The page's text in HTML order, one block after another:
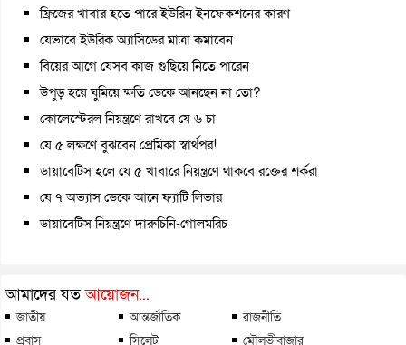
ফ্রিজের খাবার হতে পারে ইউরিন ইনফেকশনের কারণ
যেভাবে ইউরিক অ্যাসিডের মাত্রা কমাবেন
বিয়ের আগে যেসব কাজ গুছিয়ে নিতে পারেন
উপুড় হয়ে ঘুমিয়ে ক্ষতি ডেকে আনছেন না তো?
কোলেস্টেরল নিয়ন্ত্রণে রাখবে যে ৬ চা
যে ৫ লক্ষণে বুঝবেন প্রেমিকা স্বার্থপর!
ডায়াবেটিস হলে যে ৫ খাবারে নিয়ন্ত্রণে থাকবে রক্তের শর্করা
যে ৭ অভ্যাস ডেকে আনে ফ্যাটি লিভার
ডায়াবেটিস নিয়ন্ত্রণে দারুচিনি-গোলমরিচ
আমাদের যতআয়োজন...
জাতীয় আন্তর্জাতিক
রাজনীতি
প্রবাস
সিলেট মৌলভীবাজার